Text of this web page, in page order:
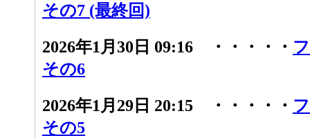
その7 (最終回)
2026年1月30日 09:16 ・・・・・
その6
2026年1月29日 20:15 ・・・・・
その5